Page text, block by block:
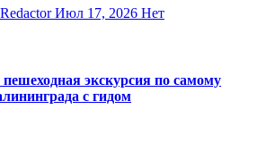
RedactorИюл 17, 2026 Нет
экскурсия по самому
с гидом